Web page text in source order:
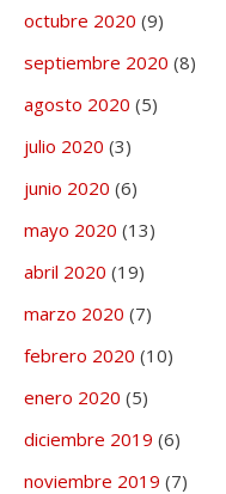
octubre 2020 (9)
septiembre 2020 (8)
agosto 2020 (5)
julio 2020 (3)
junio 2020 (6)
mayo 2020 (13)
abril 2020 (19)
marzo 2020 (7)
febrero 2020 (10)
enero 2020 (5)
diciembre 2019 (6)
noviembre 2019 (7)